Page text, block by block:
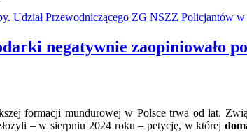
Udział Przewodniczącego ZG NSZZ Policjantów
negatywnie zaopiniowało
formacji mundurowej w Polsce trwa od lat.
– w sierpniu 2024 roku – petycję, w której